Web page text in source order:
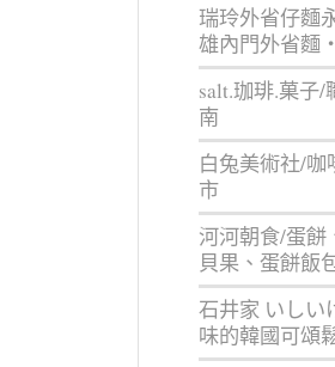
瑞玲外省仔麵
雄內門外省麵
salt.珈琲.菓子
南
白兔美術社/
市
河河朝食/蛋餅
貝果、蛋餅飯
石井家 いしい
味的韓國可頌